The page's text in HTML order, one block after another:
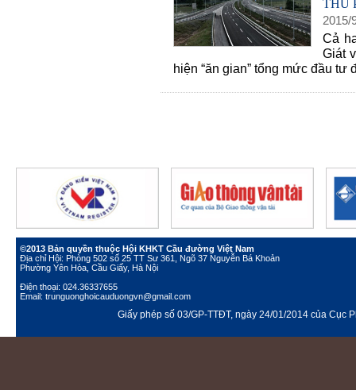
THU
2015/
Cả
Giát
hiện “ăn gian” tổng mức đầu
©2013 Bản quyền thuộc Hội KHKT Cầu đường Việt Nam
Địa chỉ Hội: Phòng 502 số 25 TT Sư 361, Ngõ 37 Nguyễn Bá Khoản
Phường Yên Hòa, Cầu Giấy, Hà Nội
Điện thoại: 024.36337655
Email: trunguonghoicauduongvn@gmail.com
Giấy phép số 03/GP-TTĐT, ngày 24/01/2014 của Cục